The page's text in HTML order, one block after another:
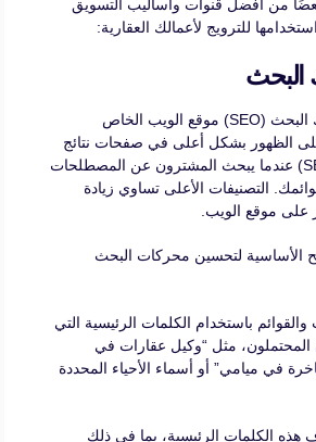
من أفضل قنوات وأساليب التسويق
للترويج لأعمالك العقارية:
يساعد تحسين محرك البحث (SEO) موقع الويب الخاص
على الظهور بشكل أعلى في صفحات نتائج
محرك البحث (SERPs) عندما يبحث المشترون عن المصطلحات
التصنيفات الأعلى تساوي زيادة
على موقع الويب.
الأساسية لتحسين محركات البحث
باستخدام الكلمات الرئيسية التي
المحتملون، مثل “وكيل عقارات في
في ميامي” أو أسماء الأحياء المحددة
الكلمات الرئيسية، بما في ذلك